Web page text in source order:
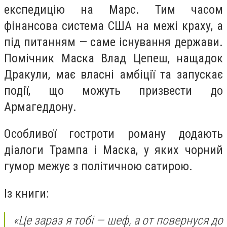
експедицію на Марс. Тим часом
фінансова система США на межі краху, а
під питанням — саме існування держави.
Помічник Маска Влад Цепеш, нащадок
Дракули, має власні амбіції та запускає
події, що можуть призвести до
Армагеддону.
Особливої гостроти роману додають
діалоги Трампа і Маска, у яких чорний
гумор межує з політичною сатирою.
Із книги:
«Це зараз я тобі — шеф, а от повернуся до